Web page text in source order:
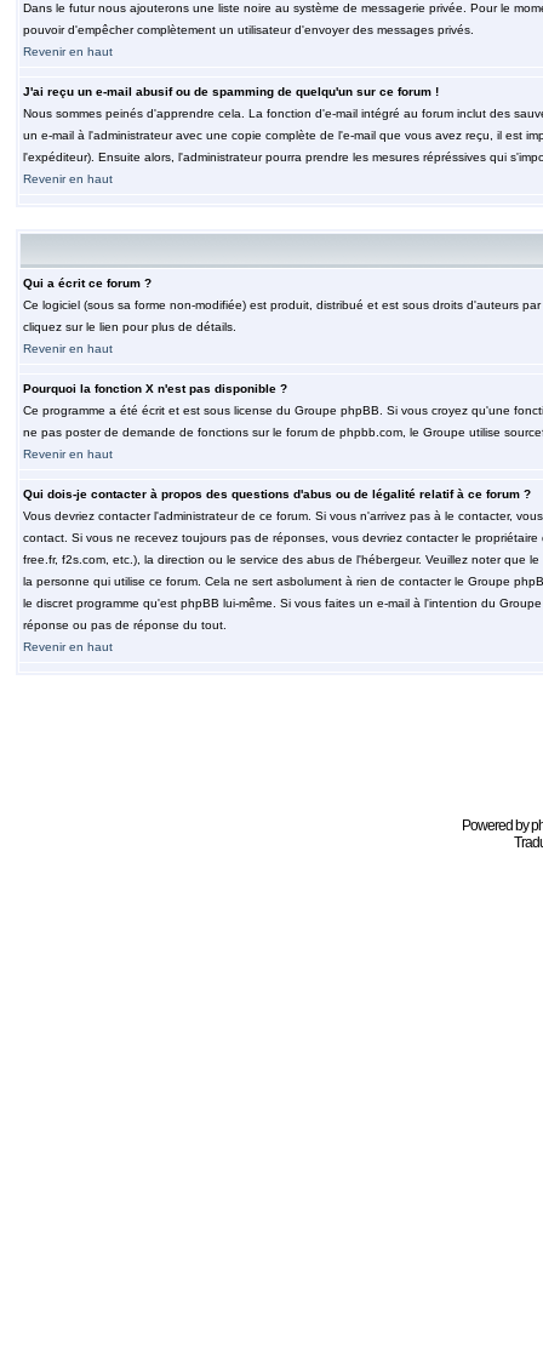
Dans le futur nous ajouterons une liste noire au système de messagerie privée. Pour le
pouvoir d'empêcher complètement un utilisateur d'envoyer des messages privés.
Revenir en haut
J'ai reçu un e-mail abusif ou de spamming de quelqu'un sur ce forum !
Nous sommes peinés d'apprendre cela. La fonction d'e-mail intégré au forum inclut des
un e-mail à l'administrateur avec une copie complète de l'e-mail que vous avez reçu, il est
l'expéditeur). Ensuite alors, l'administrateur pourra prendre les mesures répréssives qui
Revenir en haut
Qui a écrit ce forum ?
Ce logiciel (sous sa forme non-modifiée) est produit, distribué et est sous droits d'auteurs
cliquez sur le lien pour plus de détails.
Revenir en haut
Pourquoi la fonction X n'est pas disponible ?
Ce programme a été écrit et est sous license du Groupe phpBB. Si vous croyez qu'une
ne pas poster de demande de fonctions sur le forum de phpbb.com, le Groupe utilise
Revenir en haut
Qui dois-je contacter à propos des questions d'abus ou de légalité relatif à ce forum ?
Vous devriez contacter l'administrateur de ce forum. Si vous n'arrivez pas à le contacter,
contact. Si vous ne recevez toujours pas de réponses, vous devriez contacter le
free.fr, f2s.com, etc.), la direction ou le service des abus de l'hébergeur. Veuillez noter
la personne qui utilise ce forum. Cela ne sert asbolument à rien de contacter le Groupe
le discret programme qu'est phpBB lui-même. Si vous faites un e-mail à l'intention du
réponse ou pas de réponse du tout.
Revenir en haut
Powered by